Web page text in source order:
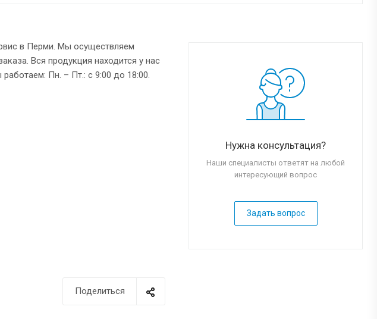
в Перми. Мы осуществляем
Вся продукция находится у нас
Пн. – Пт.: с 9:00 до 18:00.
Нужна консультация?
Наши специалисты ответят на любой
интересующий вопрос
Задать вопрос
Поделиться